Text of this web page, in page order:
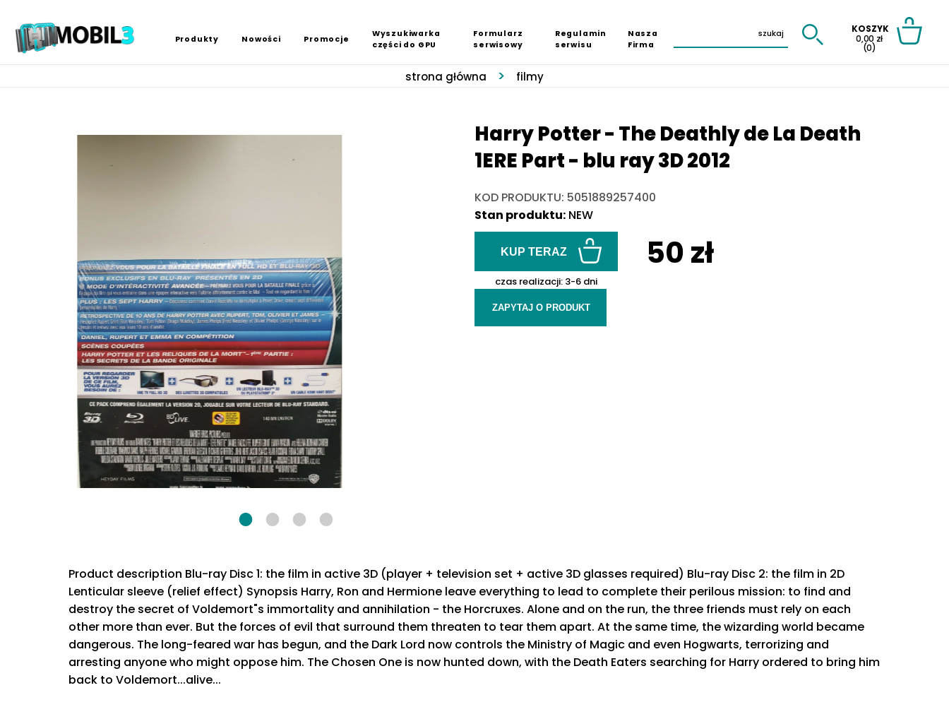
Produkty Nowości Promocje
Wyszukiwarka
części do GPU
Formularz
serwisowy
Regulamin
serwisu
Nasza
Firma
KOSZYK
0,00 zł
(0)
strona główna filmy
Harry Potter - The Deathly de La Death
1ERE Part - blu ray 3D 2012
KOD PRODUKTU: 5051889257400
Stan produktu: NEW
50 zł
KUP TERAZ
czas realizacji: 3-6 dni
ZAPYTAJ O PRODUKT
Product description Blu-ray Disc 1: the film in active 3D (player + television set + active 3D glasses required) Blu-ray Disc 2: the film in 2D
Lenticular sleeve (relief effect) Synopsis Harry, Ron and Hermione leave everything to lead to complete their perilous mission: to find and
destroy the secret of Voldemort"s immortality and annihilation - the Horcruxes. Alone and on the run, the three friends must rely on each
other more than ever. But the forces of evil that surround them threaten to tear them apart. At the same time, the wizarding world became
dangerous. The long-feared war has begun, and the Dark Lord now controls the Ministry of Magic and even Hogwarts, terrorizing and
arresting anyone who might oppose him. The Chosen One is now hunted down, with the Death Eaters searching for Harry ordered to bring him
back to Voldemort...alive...